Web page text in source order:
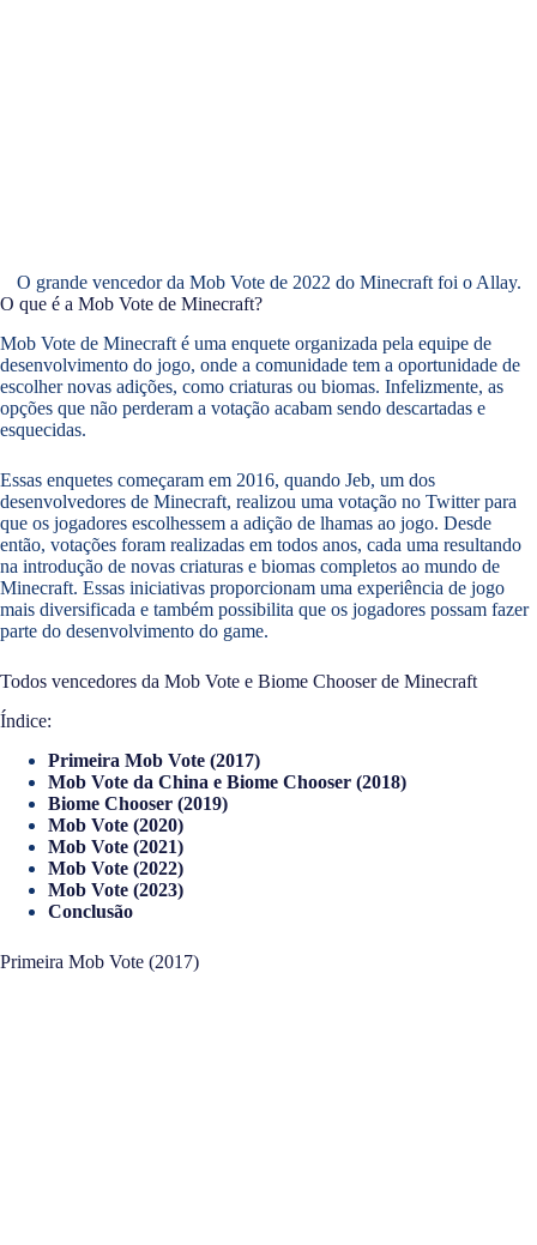
O grande vencedor da Mob Vote de 2022 do Minecraft foi o Allay.
O que é a Mob Vote de Minecraft?
Mob Vote de Minecraft é uma enquete organizada pela equipe de
desenvolvimento do jogo, onde a comunidade tem a oportunidade de
escolher novas adições, como criaturas ou biomas. Infelizmente, as
opções que não perderam a votação acabam sendo descartadas e
esquecidas.
Essas enquetes começaram em 2016, quando Jeb, um dos
desenvolvedores de Minecraft, realizou uma votação no Twitter para
que os jogadores escolhessem a adição de lhamas ao jogo. Desde
então, votações foram realizadas em todos anos, cada uma resultando
na introdução de novas criaturas e biomas completos ao mundo de
Minecraft. Essas iniciativas proporcionam uma experiência de jogo
mais diversificada e também possibilita que os jogadores possam fazer
parte do desenvolvimento do game.
Todos vencedores da Mob Vote e Biome Chooser de Minecraft
Índice:
Primeira Mob Vote (2017)
Mob Vote da China e Biome Chooser (2018)
Biome Chooser (2019)
Mob Vote (2020)
Mob Vote (2021)
Mob Vote (2022)
Mob Vote (2023)
Conclusão
Primeira Mob Vote (2017)